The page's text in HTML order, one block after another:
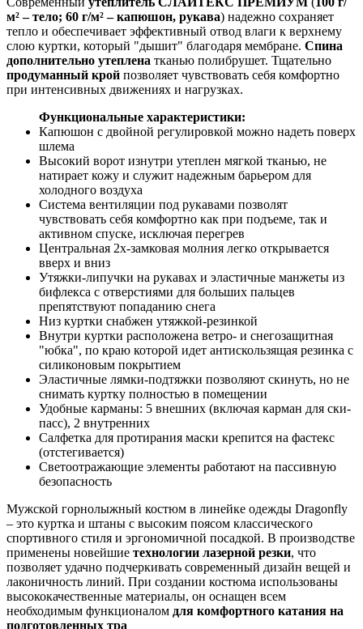
м² – тело; 60 г/м² – капюшон, рукава) надежно сохраняет
тепло и обеспечивает эффективный отвод влаги к верхнему
слою куртки, который "дышит" благодаря мембране. Спина
дополнительно утеплена тканью полибрушет. Тщательно
продуманный крой позволяет чувствовать себя комфортно
при интенсивных движениях и нагрузках.
Функциональные характеристики:
Капюшон с двойной регулировкой можно надеть поверх
шлема
Высокий ворот изнутри утеплен мягкой тканью, не
натирает кожу и служит надежным барьером для
холодного воздуха
Система вентиляции под рукавами позволят
чувствовать себя комфортно как при подъеме, так и
активном спуске, исключая перегрев
Центральная 2х-замковая молния легко открывается
вверх и вниз
Утяжки-липучки на рукавах и эластичные манжеты из
бифлекса с отверстиями для больших пальцев
препятствуют попаданию снега
Низ куртки снабжен утяжкой-резинкой
Внутри куртки расположена ветро- и снегозащитная
"юбка", по краю которой идет антискользящая резинка с
силиконовым покрытием
Эластичные лямки-подтяжки позволяют скинуть, но не
снимать куртку полностью в помещении
Удобные карманы: 5 внешних (включая карман для ски-
пасс), 2 внутренних
Салфетка для протирания маски крепится на фастекс
(отстегивается)
Светоотражающие элементы работают на пассивную
безопасность
Мужской горнолыжный костюм в линейке одежды Dragonfly
– это куртка и штаны с высоким поясом классического
спортивного стиля и эргономичной посадкой. В производстве
применены новейшие технологии лазерной резки, что
позволяет удачно подчеркивать современный дизайн вещей и
лаконичность линий. При создании костюма использованы
высококачественные материалы, он оснащен всем
необходимым функционалом для комфортного катания на
подготовленных тра